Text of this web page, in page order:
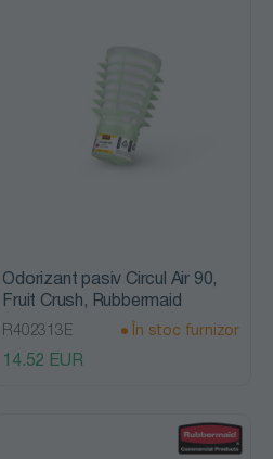
Odorizant pasiv Circul Air 90,
Fruit Crush, Rubbermaid
R402313E În stoc furnizor
14.52 EUR